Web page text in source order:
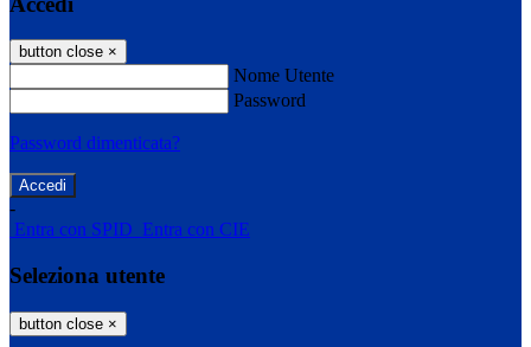
button close ×
Nome Utente
Password
Password dimenticata?
-
Entra con SPID Entra con CIE
Seleziona utente
button close ×